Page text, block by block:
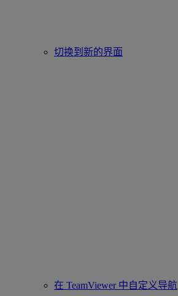
切换到新的界面
在 TeamViewer 中自定义导航